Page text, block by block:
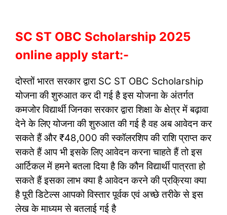
SC ST OBC Scholarship 2025
online apply start:-
दोस्तों भारत सरकार द्वारा SC ST OBC Scholarship
योजना की शुरुआत कर दी गई है इस योजना के अंतर्गत
कमजोर विद्यार्थी जिनका सरकार द्वारा शिक्षा के क्षेत्र में बढ़ावा
देने के लिए योजना की शुरुआत की गई है वह अब आवेदन कर
सकते हैं और ₹48,000 की स्कॉलरशिप की राशि प्राप्त कर
सकते हैं आप भी इसके लिए आवेदन करना चाहते हैं तो इस
आर्टिकल में हमने बतला दिया है कि कौन विद्यार्थी पात्रता हो
सकते हैं इसका लाभ क्या है आवेदन करने की प्रक्रिया क्या
है पूरी डिटेल्स आपको विस्तार पूर्वक एवं अच्छे तरीके से इस
लेख के माध्यम से बतलाई गई है